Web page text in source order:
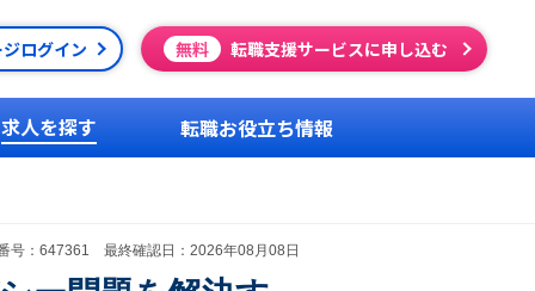
ログイン 無料 転職支援サービスに申し込む
求人を探す 転職お役立ち情報
号：647361 最終確認日：2026年08月08日